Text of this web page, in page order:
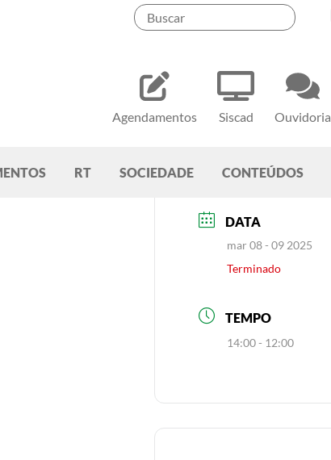
Agendamentos Siscad Ouvidoria
RT SOCIEDADE CONTEÚDOS
DATA
mar 08 - 09 2025
Terminado
TEMPO
14:00 - 12:00